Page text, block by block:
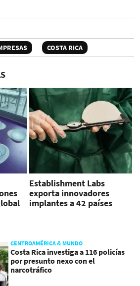
COSTA RICA
Establishment Labs
exporta innovadores
implantes a 42 países
CENTROAMÉRICA & MUNDO
Costa Rica investiga a 116 policías
por presunto nexo con el
narcotráfico